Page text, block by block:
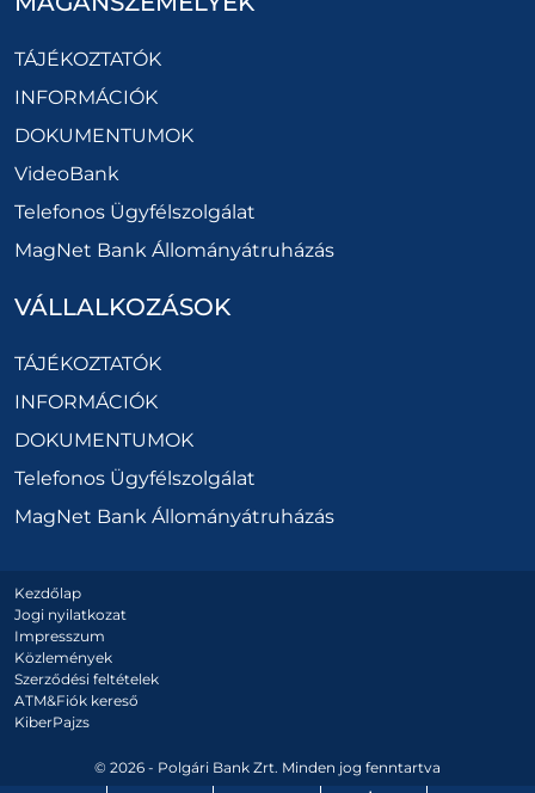
TÁJÉKOZTATÓK
INFORMÁCIÓK
DOKUMENTUMOK
VideoBank
Telefonos Ügyfélszolgálat
MagNet Bank Állományátruházás
VÁLLALKOZÁSOK
TÁJÉKOZTATÓK
INFORMÁCIÓK
DOKUMENTUMOK
Telefonos Ügyfélszolgálat
MagNet Bank Állományátruházás
Kezdőlap
Jogi nyilatkozat
Impresszum
Közlemények
Szerződési feltételek
ATM&Fiók kereső
KiberPajzs
© 2026 - Polgári Bank Zrt. Minden jog fenntartva